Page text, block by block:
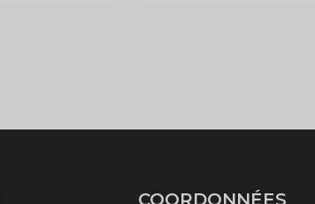
COORDONNÉES